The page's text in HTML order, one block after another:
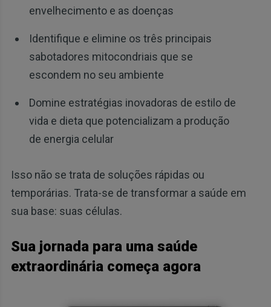
envelhecimento e as doenças
Identifique e elimine os três principais
sabotadores mitocondriais que se
escondem no seu ambiente
Domine estratégias inovadoras de estilo de
vida e dieta que potencializam a produção
de energia celular
Isso não se trata de soluções rápidas ou
temporárias. Trata-se de transformar a saúde em
sua base: suas células.
Sua jornada para uma saúde
extraordinária começa agora